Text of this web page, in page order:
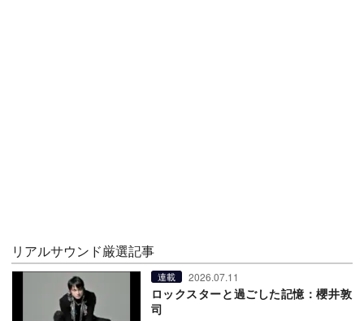
リアルサウンド厳選記事
連載 2026.07.11
ロックスターと過ごした記憶：櫻井敦
司